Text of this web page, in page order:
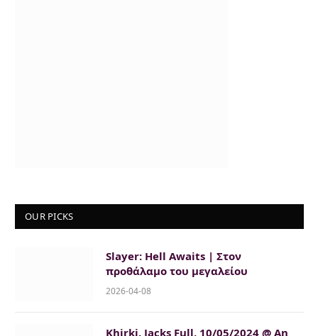
OUR PICKS
Slayer: Hell Awaits | Στον
προθάλαμο του μεγαλείου
2026-04-08
Khirki, Jacks Full, 10/05/2024 @ An